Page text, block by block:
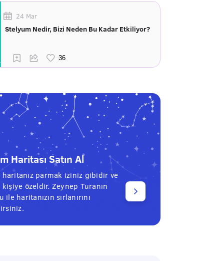
24 Mar
Stelyum Nedir, Bizi Neden Bu Kadar Etkiliyor?
Haritası Satın Al
haritanız parmak iziniz gibidir ve
kişiye özeldir. Zeynep Turanın
ile haritanızın sırlanırını